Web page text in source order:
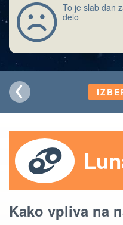
To je slab dan
delo
Kako vpliva na